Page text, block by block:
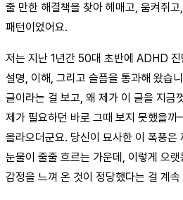
줄 만한 해결책을 찾아 헤매고, 움켜쥐고
패턴이었어요.
저는 지난 1년간 50대 초반에 ADHD
설명, 이해, 그리고 슬픔을 통과해 왔습
글이라는 걸 보고, 왜 제가 이 글을 지
제가 필요하던 바로 그때 보지 못했을
올라오더군요. 당신이 묘사한 이 폭풍은
눈물이 줄줄 흐르는 가운데, 이렇게 오
감정을 느껴 온 것이 정당했다는 걸 계